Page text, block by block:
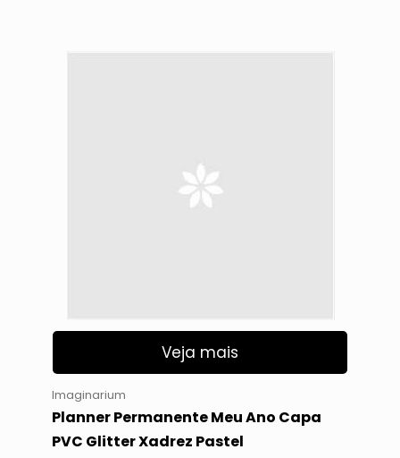
Veja mais
Imaginarium
Planner Permanente Meu Ano Capa
PVC Glitter Xadrez Pastel